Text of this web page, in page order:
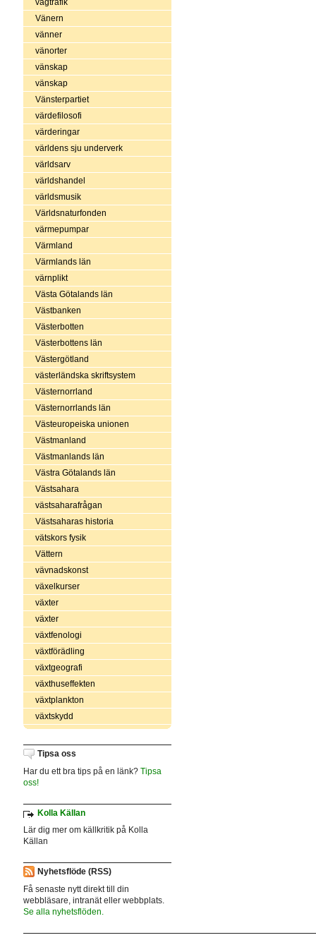
vägtrafik
Vänern
vänner
vänorter
vänskap
vänskap
Vänsterpartiet
värdefilosofi
värderingar
världens sju underverk
världsarv
världshandel
världsmusik
Världsnaturfonden
värmepumpar
Värmland
Värmlands län
värnplikt
Västa Götalands län
Västbanken
Västerbotten
Västerbottens län
Västergötland
västerländska skriftsystem
Västernorrland
Västernorrlands län
Västeuropeiska unionen
Västmanland
Västmanlands län
Västra Götalands län
Västsahara
västsaharafrågan
Västsaharas historia
vätskors fysik
Vättern
vävnadskonst
växelkurser
växter
växter
växtfenologi
växtförädling
växtgeografi
växthuseffekten
växtplankton
växtskydd
Tipsa oss
Har du ett bra tips på en länk? Tipsa
oss!
Kolla Källan
Lär dig mer om källkritik på Kolla
Källan
Nyhetsflöde (RSS)
Få senaste nytt direkt till din
webbläsare, intranät eller webbplats.
Se alla nyhetsflöden.